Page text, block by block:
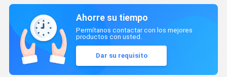
Ahorre su tiempo
Permítanos contactar con los mejores
productos con usted.
Dar su requisito